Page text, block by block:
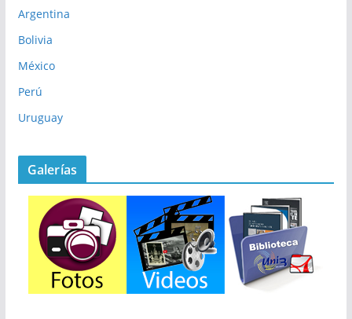
Argentina
Bolivia
México
Perú
Uruguay
Galerías